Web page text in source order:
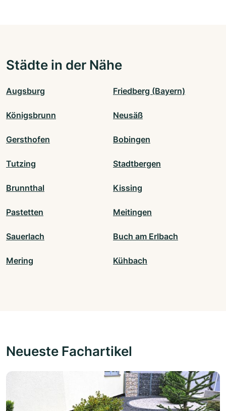
Städte in der Nähe
Augsburg Friedberg (Bayern)
Königsbrunn Neusäß
Gersthofen Bobingen
Tutzing Stadtbergen
Brunnthal Kissing
Pastetten Meitingen
Sauerlach Buch am Erlbach
Mering Kühbach
Neueste Fachartikel